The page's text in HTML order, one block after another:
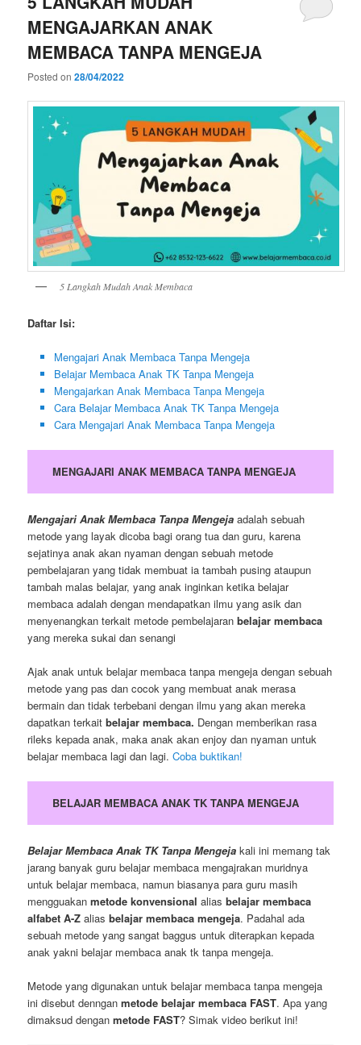
MENGAJARKAN ANAK
MEMBACA TANPA MENGEJA
Posted on28/04/2022
5 Langkah Mudah Anak Membaca
Daftar Isi:
Mengajari Anak Membaca Tanpa Mengeja
Belajar Membaca Anak TK Tanpa Mengeja
Mengajarkan Anak Membaca Tanpa Mengeja
Cara Belajar Membaca Anak TK Tanpa Mengeja
Cara Mengajari Anak Membaca Tanpa Mengeja
MENGAJARI ANAK MEMBACA TANPA MENGEJA
Mengajari Anak Membaca Tanpa Mengeja adalah sebuah
metode yang layak dicoba bagi orang tua dan guru, karena
sejatinya anak akan nyaman dengan sebuah metode
pembelajaran yang tidak membuat ia tambah pusing ataupun
tambah malas belajar, yang anak inginkan ketika belajar
membaca adalah dengan mendapatkan ilmu yang asik dan
menyenangkan terkait metode pembelajaranbelajar membaca
yang mereka sukai dan senangi
Ajak anak untuk belajar membaca tanpa mengeja dengan sebuah
metode yang pas dan cocok yang membuat anak merasa
bermain dan tidak terbebani dengan ilmu yang akan mereka
dapatkan terkaitbelajar membaca. Dengan memberikan rasa
rileks kepada anak, maka anak akan enjoy dan nyaman untuk
belajar membaca lagi dan lagi.Coba buktikan!
BELAJAR MEMBACA ANAK TK TANPA MENGEJA
Belajar Membaca Anak TK Tanpa Mengeja kali ini memang tak
jarang banyak guru belajar membaca mengajrakan muridnya
untuk belajar membaca, namun biasanya para guru masih
mengguakanmetode konvensional aliasbelajar membaca
alfabet A-Z aliasbelajar membaca mengeja. Padahal ada
sebuah metode yang sangat baggus untuk diterapkan kepada
anak yakni belajar membaca anak tk tanpa mengeja.
Metode yang digunakan untuk belajar membaca tanpa mengeja
ini disebut dennganmetode belajar membaca FAST. Apa yang
dimaksud denganmetode FAST? Simak video berikut ini!